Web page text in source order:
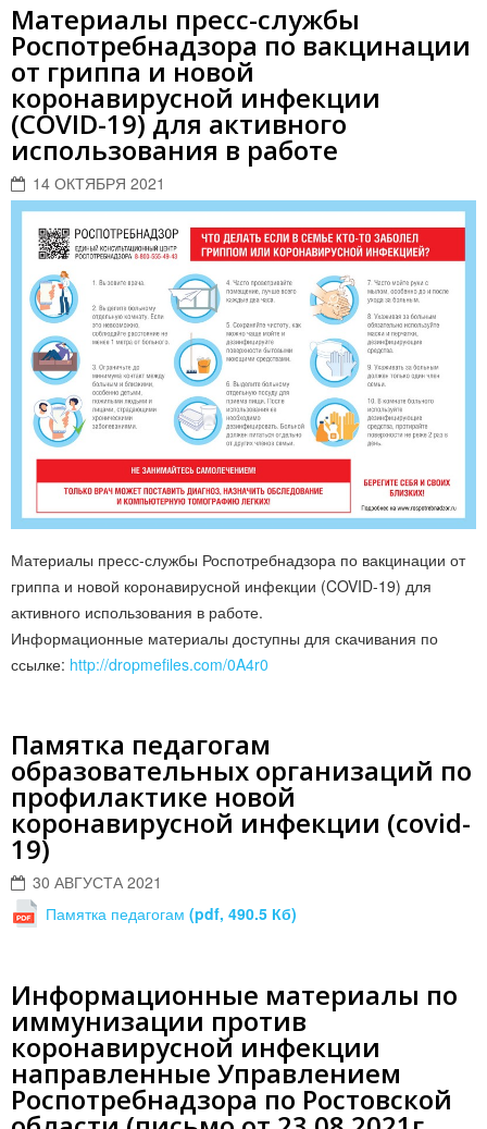
Материалы пресс-службы
Роспотребнадзора по вакцинации
от гриппа и новой
коронавирусной инфекции
(COVID-19) для активного
использования в работе
14 ОКТЯБРЯ 2021
Материалы пресс-службы Роспотребнадзора по вакцинации от
гриппа и новой коронавирусной инфекции (COVID-19) для
активного использования в работе.
Информационные материалы доступны для скачивания по
ссылке: http://dropmefiles.com/0A4r0
Памятка педагогам
образовательных организаций по
профилактике новой
коронавирусной инфекции (covid-
19)
30 АВГУСТА 2021
Памятка педагогам (pdf, 490.5 Кб)
Информационные материалы по
иммунизации против
коронавирусной инфекции
направленные Управлением
Роспотребнадзора по Ростовской